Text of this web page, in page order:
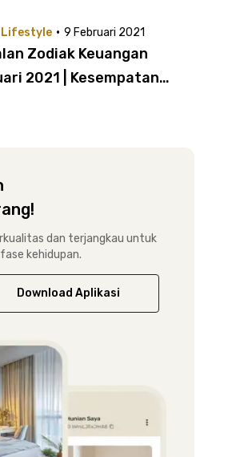
Lifestyle · 9 Februari 2021
Zodiak Keuangan
2021 | Kesempatan
dan terjangkau untuk
kehidupan.
Download Aplikasi